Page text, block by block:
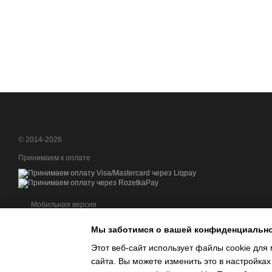
© 2014-2026
Принимаем к оплате
Мобильная версия
Мы заботимся о вашей
Этот веб-сайт использует файлы cookie для
сайта. Вы можете изменить это в